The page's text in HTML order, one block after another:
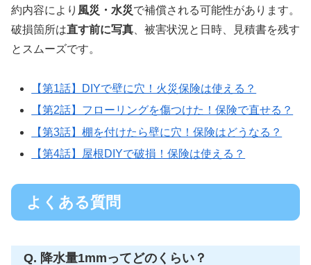
約内容により 風災・水災で補償される可能性があります。
破損箇所は直す前に写真、被害状況と日時、見積書を残す
とスムーズです。
【第1話】DIYで壁に穴！火災保険は使える？
【第2話】フローリングを傷つけた！保険で直せる？
【第3話】棚を付けたら壁に穴！保険はどうなる？
【第4話】屋根DIYで破損！保険は使える？
よくある質問
Q. 降水量1mmってどのくらい？